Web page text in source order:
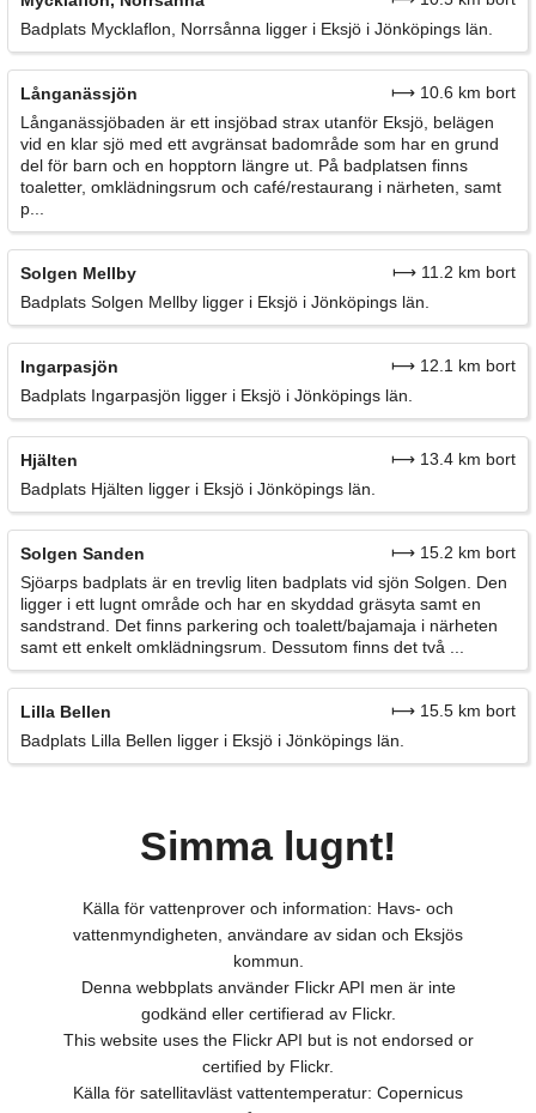
Badplats Mycklaflon, Norrsånna ligger i Eksjö i Jönköpings län.
Långanässjön
⟼ 10.6 km bort
Långanässjöbaden är ett insjöbad strax utanför Eksjö, belägen
vid en klar sjö med ett avgränsat badområde som har en grund
del för barn och en hopptorn längre ut. På badplatsen finns
toaletter, omklädningsrum och café/restaurang i närheten, samt
p...
Solgen Mellby
⟼ 11.2 km bort
Badplats Solgen Mellby ligger i Eksjö i Jönköpings län.
Ingarpasjön
⟼ 12.1 km bort
Badplats Ingarpasjön ligger i Eksjö i Jönköpings län.
Hjälten
⟼ 13.4 km bort
Badplats Hjälten ligger i Eksjö i Jönköpings län.
Solgen Sanden
⟼ 15.2 km bort
Sjöarps badplats är en trevlig liten badplats vid sjön Solgen. Den
ligger i ett lugnt område och har en skyddad gräsyta samt en
sandstrand. Det finns parkering och toalett/bajamaja i närheten
samt ett enkelt omklädningsrum. Dessutom finns det två ...
Lilla Bellen
⟼ 15.5 km bort
Badplats Lilla Bellen ligger i Eksjö i Jönköpings län.
Simma lugnt!
Källa för vattenprover och information: Havs- och
vattenmyndigheten, användare av sidan och Eksjös
kommun.
Denna webbplats använder Flickr API men är inte
godkänd eller certifierad av Flickr.
This website uses the Flickr API but is not endorsed or
certified by Flickr.
Källa för satellitavläst vattentemperatur: Copernicus